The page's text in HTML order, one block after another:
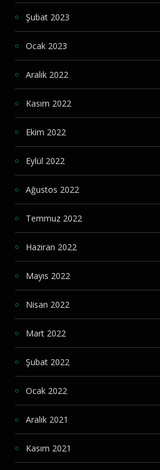
Şubat 2023
Ocak 2023
Aralık 2022
Kasım 2022
Ekim 2022
Eylül 2022
Ağustos 2022
Temmuz 2022
Haziran 2022
Mayıs 2022
Nisan 2022
Mart 2022
Şubat 2022
Ocak 2022
Aralık 2021
Kasım 2021